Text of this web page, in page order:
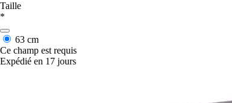
Taille
*
63 cm
Ce champ est requis
Expédié en 17 jours